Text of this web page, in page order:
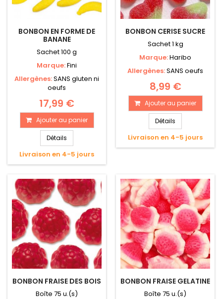
BONBON EN FORME DE
BANANE
Sachet 100 g
Marque:Fini
Allergènes:SANS gluten ni
oeufs
17,99 €
Ajouter au panier
Détails
Livraison en 4-5 jours
BONBON CERISE SUCRE
Sachet 1 kg
Marque:Haribo
Allergènes:SANS oeufs
8,99 €
Ajouter au panier
Détails
Livraison en 4-5 jours
BONBON FRAISE DES BOIS
Boîte 75 u.(s)
BONBON FRAISE GELATINE
Boîte 75 u.(s)